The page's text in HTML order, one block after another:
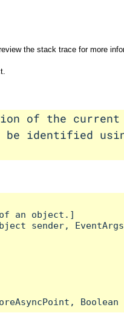
the stack trace for more
of the
identified
an object.]
sender,